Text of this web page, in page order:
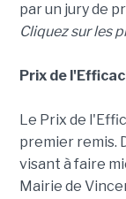
par un jury de
Cliquez sur les
Prix de
Le Prix de
premier remis.
visant à faire
Mairie de